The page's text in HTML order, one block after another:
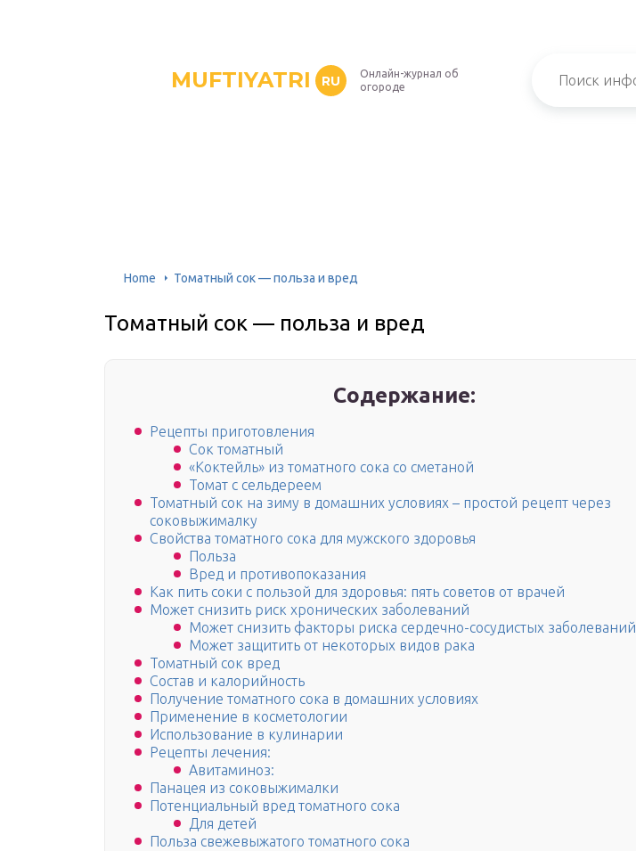
MUFTIYATRI RU
Онлайн-журнал об
огороде
Home Томатный сок — польза и вред
Томатный сок — польза и вред
Содержание:
Рецепты приготовления
Сок томатный
«Коктейль» из томатного сока со сметаной
Томат с сельдереем
Томатный сок на зиму в домашних условиях – простой рецепт через
соковыжималку
Свойства томатного сока для мужского здоровья
Польза
Вред и противопоказания
Как пить соки с пользой для здоровья: пять советов от врачей
Может снизить риск хронических заболеваний
Может снизить факторы риска сердечно-сосудистых заболеваний
Может защитить от некоторых видов рака
Томатный сок вред
Состав и калорийность
Получение томатного сока в домашних условиях
Применение в косметологии
Использование в кулинарии
Рецепты лечения:
Авитаминоз:
Панацея из соковыжималки
Потенциальный вред томатного сока
Для детей
Польза свежевыжатого томатного сока